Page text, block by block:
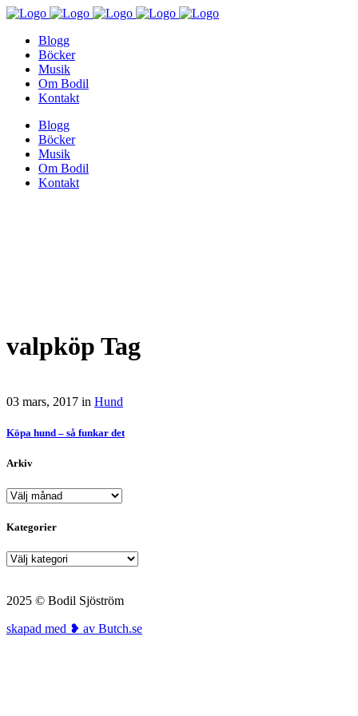
Blogg
Böcker
Musik
Om Bodil
Kontakt
Blogg
Böcker
Musik
Om Bodil
Kontakt
valpköp Tag
03 mars, 2017 in Hund
Köpa hund – så funkar det
Arkiv
Arkiv
Kategorier
Kategorier
2025 © Bodil Sjöström
skapad med ❥ av Butch.se